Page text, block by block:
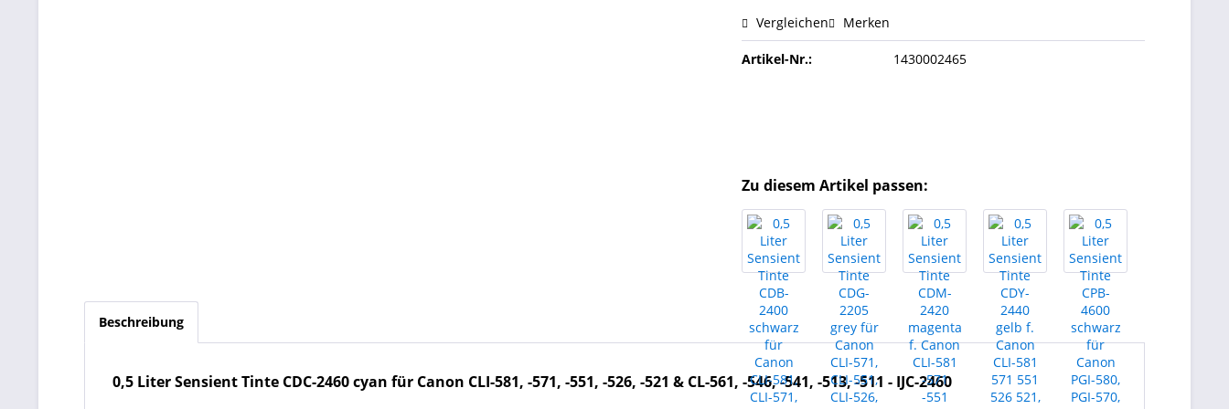
Vergleichen Merken
Artikel-Nr.: 1430002465
Zu diesem Artikel passen:
Beschreibung
0,5 Liter Sensient Tinte CDC-2460 cyan für Canon CLI-581, -571, -551, -526, -521 & CL-561, -546, -541, -513, -511 - IJC-2460